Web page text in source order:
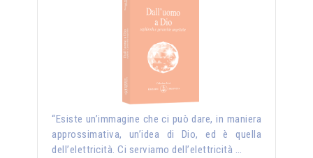
“Esiste un’immagine che ci può dare, in maniera
approssimativa, un’idea di Dio, ed è quella
dell’elettricità. Ci serviamo dell’elettricità …